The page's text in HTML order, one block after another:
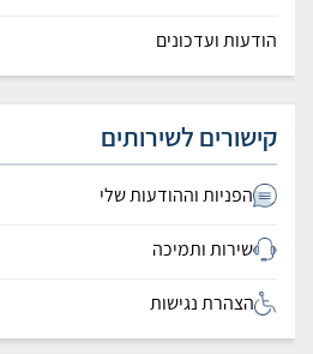
הודעות ועדכונים
קישורים לשירותים
הפניות וההודעות שלי
שירות ותמיכה
הצהרת נגישות